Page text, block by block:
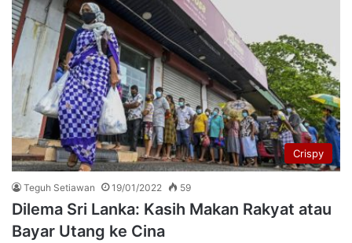
Crispy
Teguh Setiawan 19/01/2022 59
Dilema Sri Lanka: Kasih Makan Rakyat atau
Bayar Utang ke Cina